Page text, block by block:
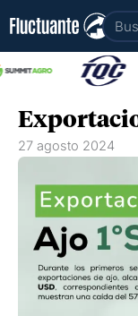
contenido
27 agosto 2024